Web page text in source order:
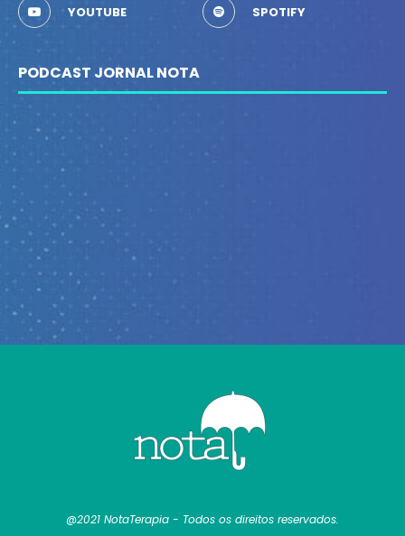
YOUTUBE SPOTIFY
PODCAST JORNAL NOTA
@2021 NotaTerapia - Todos os direitos reservados.